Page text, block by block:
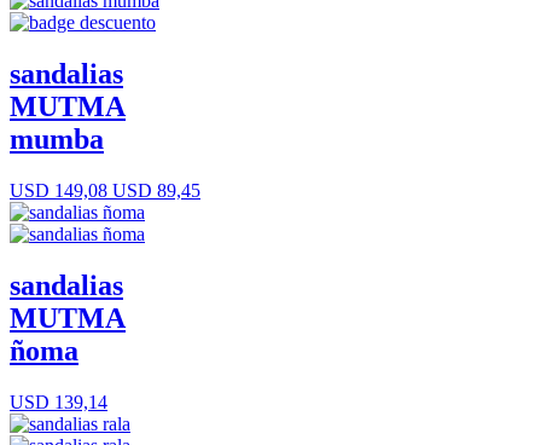
sandalias
MUTMA
mumba
USD 149,08 USD 89,45
sandalias
MUTMA
ñoma
USD 139,14